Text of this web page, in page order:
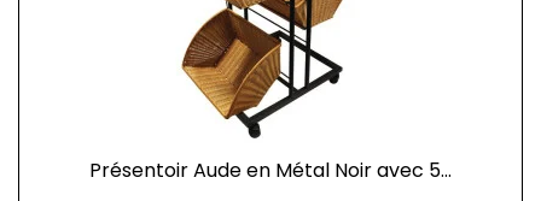
Présentoir Aude en Métal Noir avec 5...